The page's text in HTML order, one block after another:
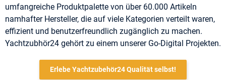
umfangreiche Produktpalette von über 60.000 Artikeln
namhafter Hersteller, die auf viele Kategorien verteilt waren,
effizient und benutzerfreundlich zugänglich zu machen.
Yachtzubhör24 gehört zu einem unserer Go-Digital Projekten.
Erlebe Yachtzubehör24 Qualität selbst!